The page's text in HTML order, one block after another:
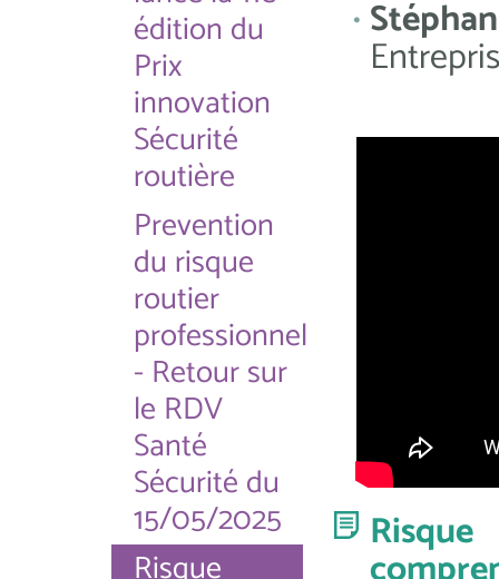
édition du
Prix
innovation
Sécurité
routière
Prevention
du risque
routier
professionnel
- Retour sur
le RDV
Santé
Sécurité du
15/05/2025